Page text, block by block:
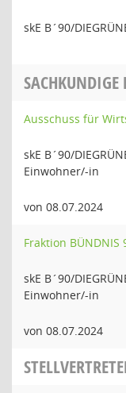
skE B´90/
Ausschuss für
skE B´90/
Einwohner/-in
von 08.07.2024
Fraktion BÜNDNIS
skE B´90/
Einwohner/-in
von 08.07.2024